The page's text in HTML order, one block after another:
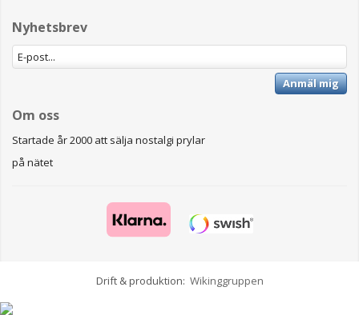
Nyhetsbrev
Anmäl mig
Om oss
Startade år 2000 att sälja nostalgi prylar
på nätet
Drift & produktion: Wikinggruppen